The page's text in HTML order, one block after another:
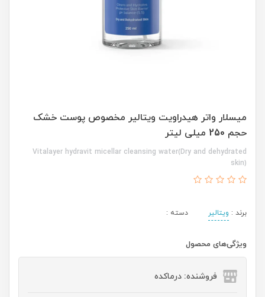
میسلار واتر هیدراویت ویتالیر مخصوص پوست خشک
حجم 250 میلی لیتر
Vitalayer hydravit micellar cleansing water(Dry and dehydrated
skin)
برند : ویتالیر دسته :
ویژگی‌های محصول
فروشنده: درماکده